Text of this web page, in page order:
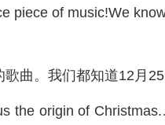
piece of music!We
歌曲。我们都知道12月
the origin of